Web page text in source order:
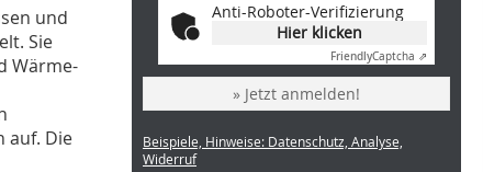
und
Sie
Wärme-
auf. Die
Anti-Roboter-Verifizierung
Hier klicken
FriendlyCaptcha ⇗
» Jetzt anmelden!
Beispiele, Hinweise: Datenschutz, Analyse,
Widerruf